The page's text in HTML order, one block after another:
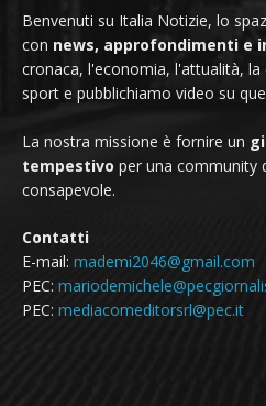
Benvenuti su Italia Notizie, lo
con news, approfondimenti e
cronaca, l'economia, l'attualità,
sport e pubblichiamo video su
La nostra missione è fornire un
tempestivo per una community
consapevole.
Contatti
E-mail: mademi2046@gmail.com
PEC:
PEC: mediacomeditorsrl@pec.it